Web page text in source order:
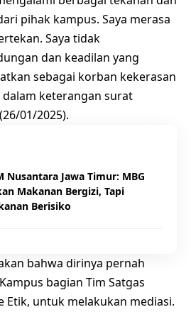
pihak kampus. Saya merasa
Saya tidak
dan keadilan yang
sebagai korban kekerasan
keterangan surat
01/2025).
Nusantara Jawa Timur: MBG
Makanan Bergizi, Tapi
Berisiko
bahwa dirinya pernah
bagian Tim Satgas
Etik, untuk melakukan mediasi.